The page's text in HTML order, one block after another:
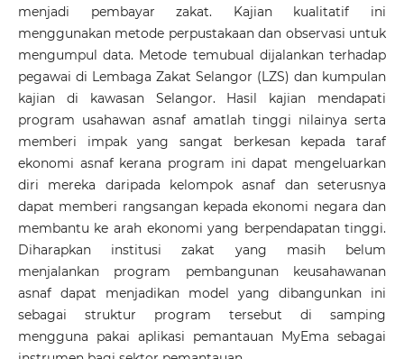
menjadi pembayar zakat. Kajian kualitatif ini
menggunakan metode perpustakaan dan observasi untuk
mengumpul data. Metode temubual dijalankan terhadap
pegawai di Lembaga Zakat Selangor (LZS) dan kumpulan
kajian di kawasan Selangor. Hasil kajian mendapati
program usahawan asnaf amatlah tinggi nilainya serta
memberi impak yang sangat berkesan kepada taraf
ekonomi asnaf kerana program ini dapat mengeluarkan
diri mereka daripada kelompok asnaf dan seterusnya
dapat memberi rangsangan kepada ekonomi negara dan
membantu ke arah ekonomi yang berpendapatan tinggi.
Diharapkan institusi zakat yang masih belum
menjalankan program pembangunan keusahawanan
asnaf dapat menjadikan model yang dibangunkan ini
sebagai struktur program tersebut di samping
mengguna pakai aplikasi pemantauan MyEma sebagai